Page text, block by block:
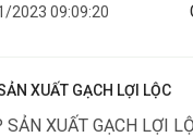
2023 09:09:20
XUẤT GẠCH LỢI LỘC
SẢN XUẤT GẠCH LỢI